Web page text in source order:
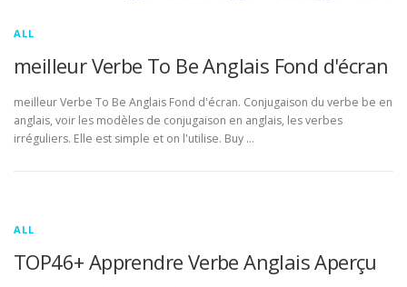
ALL
meilleur Verbe To Be Anglais Fond d'écran
meilleur Verbe To Be Anglais Fond d'écran. Conjugaison du verbe be en
anglais, voir les modèles de conjugaison en anglais, les verbes
irréguliers. Elle est simple et on l'utilise. Buy …
ALL
TOP46+ Apprendre Verbe Anglais Aperçu